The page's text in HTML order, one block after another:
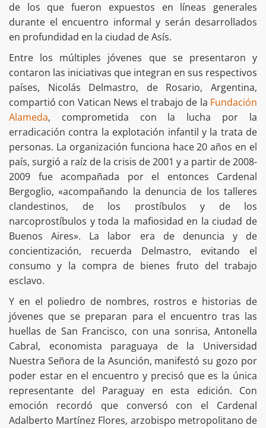
de los que fueron expuestos en líneas generales
durante el encuentro informal y serán desarrollados
en profundidad en la ciudad de Asís.
Entre los múltiples jóvenes que se presentaron y
contaron las iniciativas que integran en sus respectivos
países, Nicolás Delmastro, de Rosario, Argentina,
compartió con Vatican News el trabajo de la Fundación
Alameda, comprometida con la lucha por la
erradicación contra la explotación infantil y la trata de
personas. La organización funciona hace 20 años en el
país, surgió a raíz de la crisis de 2001 y a partir de 2008-
2009 fue acompañada por el entonces Cardenal
Bergoglio, «acompañando la denuncia de los talleres
clandestinos, de los prostíbulos y de los
narcoprostíbulos y toda la mafiosidad en la ciudad de
Buenos Aires». La labor era de denuncia y de
concientización, recuerda Delmastro, evitando el
consumo y la compra de bienes fruto del trabajo
esclavo.
Y en el poliedro de nombres, rostros e historias de
jóvenes que se preparan para el encuentro tras las
huellas de San Francisco, con una sonrisa, Antonella
Cabral, economista paraguaya de la Universidad
Nuestra Señora de la Asunción, manifestó su gozo por
poder estar en el encuentro y precisó que es la única
representante del Paraguay en esta edición. Con
emoción recordó que conversó con el Cardenal
Adalberto Martínez Flores, arzobispo metropolitano de